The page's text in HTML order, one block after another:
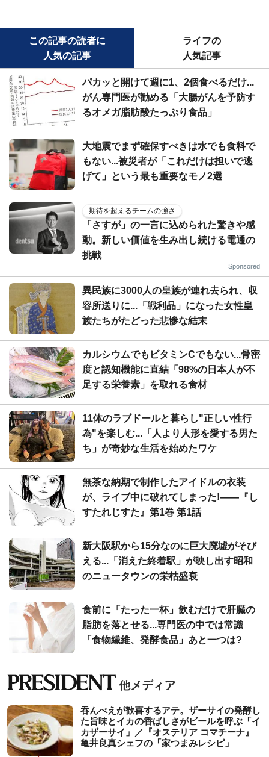
この記事の読者に
人気の記事
ライフの
人気記事
パカッと開けて週に1、2個食べるだけ...
がん専門医が勧める「大腸がんを予防す
るオメガ脂肪酸たっぷり食品」
大地震でまず確保すべきは水でも食料で
もない...被災者が「これだけは担いで逃
げて」という最も重要なモノ2選
期待を超えるチームの強さ
「さすが」の一言に込められた驚きや感
動。新しい価値を生み出し続ける電通の
挑戦
Sponsored
異民族に3000人の皇族が連れ去られ、収
容所送りに...「戦利品」になった女性皇
族たちがたどった悲惨な結末
カルシウムでもビタミンCでもない...骨密
度と認知機能に直結「98%の日本人が不
足する栄養素」を取れる食材
11体のラブドールと暮らし"正しい性行
為"を楽しむ...「人より人形を愛する男た
ち」が奇妙な生活を始めたワケ
無茶な納期で制作したアイドルの衣装
が、ライブ中に破れてしまった!――『し
すたれじすた』第1巻 第1話
新大阪駅から15分なのに巨大廃墟がそび
える...「消えた終着駅」が映し出す昭和
のニュータウンの栄枯盛衰
食前に「たった一杯」飲むだけで肝臓の
脂肪を落とせる...専門医の中では常識
「食物繊維、発酵食品」あと一つは?
吞んべえが歓喜するアテ。ザーサイの発酵し
た旨味とイカの香ばしさがビールを呼ぶ「イ
カザーサイ」／『オステリア コマチーナ』
⻲井良真シェフの「家つまみレシピ」